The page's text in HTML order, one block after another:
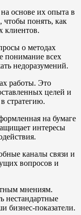
основе их опыта в
понять, как
клиентов.
о методах
понимание всех
недоразумений.
работы. Это
целей и
стратегию.
на бумаге
интересы
каналы связи и
вопросов и
мнениям.
нестандартные
бизнес-показатели.